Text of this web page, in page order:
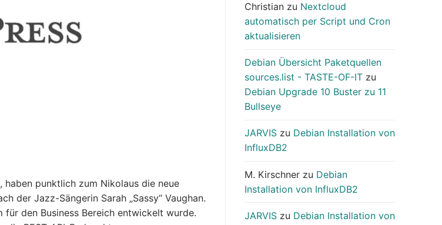
haben punktlich zum Nikolaus die neue
der Jazz-Sängerin Sarah „Sassy“ Vaughan.
für den Business Bereich entwickelt wurde.
Christian zu Nextcloud
automatisch per Script und Cron
aktualisieren
Debian Übersicht Paketquellen
sources.list - TASTE-OF-IT zu
Debian Upgrade 10 Buster zu 11
Bullseye
JARVIS zu Debian Installation von
InfluxDB2
M. Kirschner zu Debian
Installation von InfluxDB2
JARVIS zu Debian Installation von